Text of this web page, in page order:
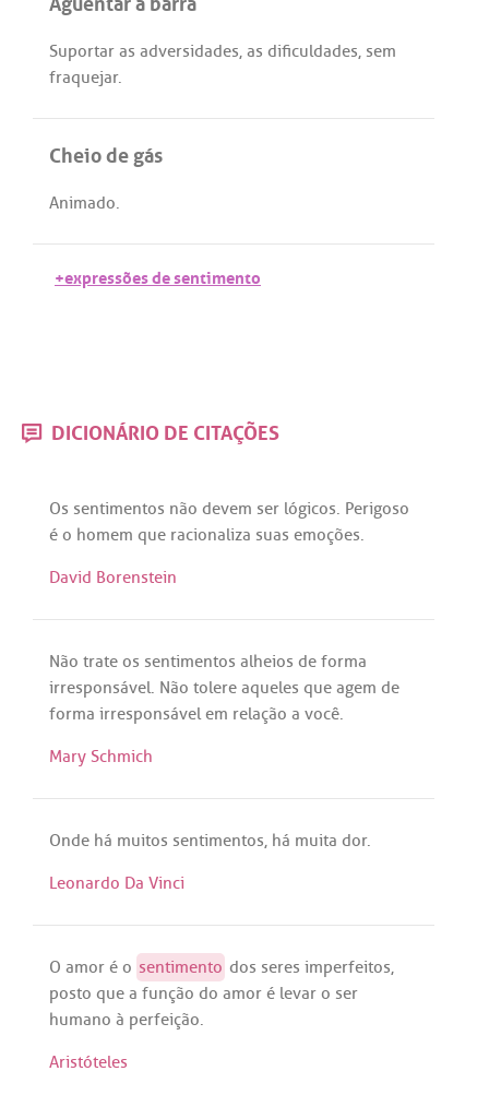
Suportar as adversidades, as dificuldades, sem
fraquejar.
Cheio de gás
Animado.
+expressões de sentimento
DICIONÁRIO DE CITAÇÕES
Os sentimentos não devem ser lógicos. Perigoso
é o homem que racionaliza suas emoções.
David Borenstein
Não trate os sentimentos alheios de forma
irresponsável. Não tolere aqueles que agem de
forma irresponsável em relação a você.
Mary Schmich
Onde há muitos sentimentos, há muita dor.
Leonardo Da Vinci
O amor é o sentimento dos seres imperfeitos,
posto que a função do amor é levar o ser
humano à perfeição.
Aristóteles